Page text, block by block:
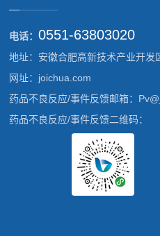
电话：0551-63803020
地址：安徽合肥高新技术产业开发
网址：joichua.com
药品不良反应/事件反馈邮箱：
药品不良反应/事件反馈二维码：